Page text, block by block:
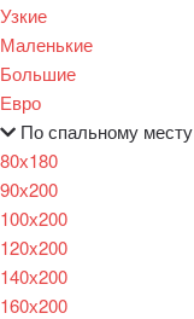
Узкие
Маленькие
Большие
Евро
По спальному месту
80х180
90х200
100х200
120x200
140х200
160х200